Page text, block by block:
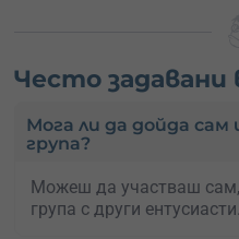
Често задавани
Мога ли да дойда
група?
Можеш да участваш сам,
група с други ентусиасти.